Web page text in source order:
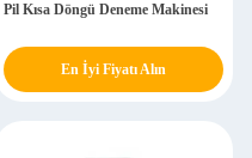
Pil Kısa Döngü Deneme Makinesi
En İyi Fiyatı Alın